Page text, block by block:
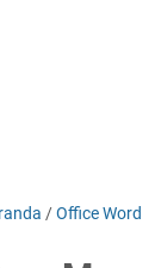
/Office Word